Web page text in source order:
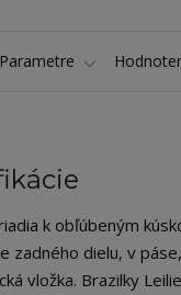
Parametre
k obľúbeným
zadného dielu, v
vložka. Brazilky